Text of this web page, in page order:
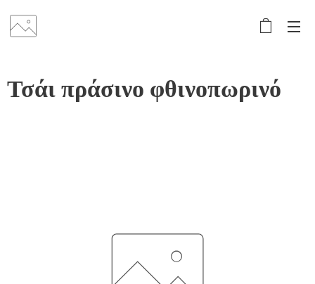
Τσάι πράσινο φθινοπωρινό